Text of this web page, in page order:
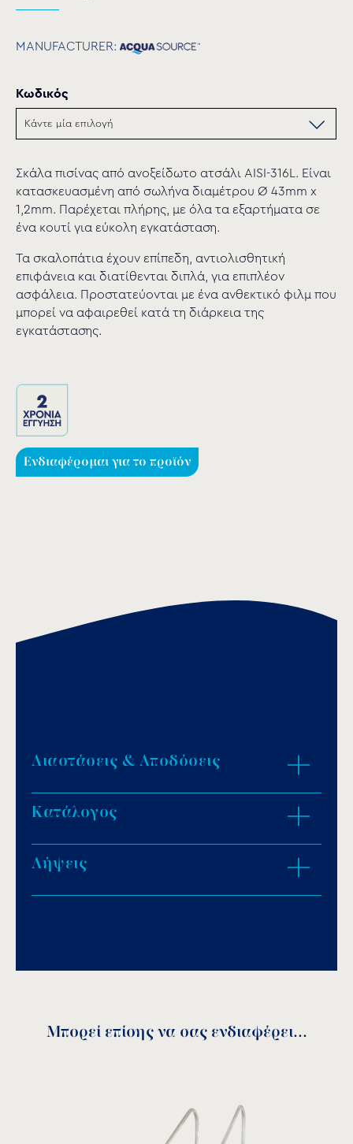
MANUFACTURER:
Κωδικός
Σκάλα πισίνας από ανοξείδωτο ατσάλι AISI-316L. Είναι
κατασκευασμένη από σωλήνα διαμέτρου Ø 43mm x
1,2mm. Παρέχεται πλήρης, με όλα τα εξαρτήματα σε
ένα κουτί για εύκολη εγκατάσταση.
Τα σκαλοπάτια έχουν επίπεδη, αντιολισθητική
επιφάνεια και διατίθενται διπλά, για επιπλέον
ασφάλεια. Προστατεύονται με ένα ανθεκτικό φιλμ που
μπορεί να αφαιρεθεί κατά τη διάρκεια της
εγκατάστασης.
Ενδιαφέρομαι για το προϊόν
Διαστάσεις & Αποδόσεις
Σκαλοπάτια
Κατάλογος
Λήψεις
download
Μπορεί επίσης να σας ενδιαφέρει...